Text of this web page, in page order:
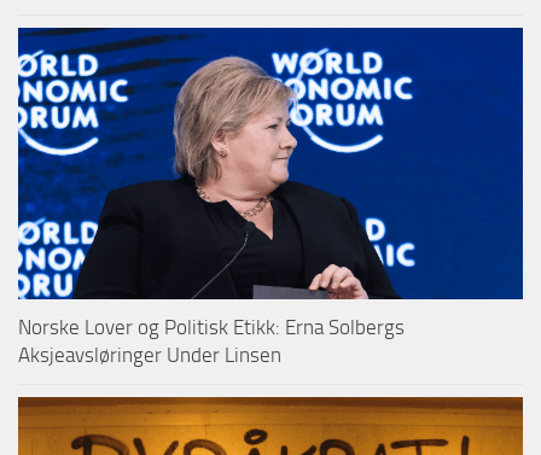
Norske Lover og Politisk Etikk: Erna Solbergs
Aksjeavsløringer Under Linsen